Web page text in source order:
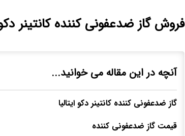
فروش گاز ضدعفونی کننده کانتینر
آنچه در این مقاله می خوانید...
گاز ضدعفونی کننده کانتینر دکو ایتالیا
قیمت گاز ضدعفونی کننده